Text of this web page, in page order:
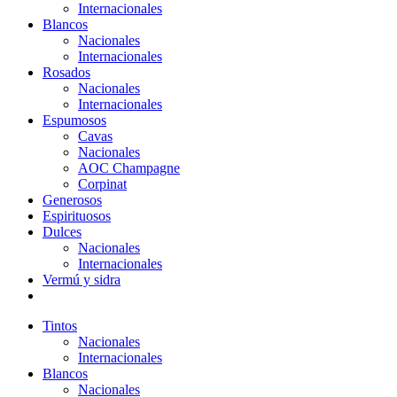
Internacionales
Blancos
Nacionales
Internacionales
Rosados
Nacionales
Internacionales
Espumosos
Cavas
Nacionales
AOC Champagne
Corpinat
Generosos
Espirituosos
Dulces
Nacionales
Internacionales
Vermú y sidra
Tintos
Nacionales
Internacionales
Blancos
Nacionales